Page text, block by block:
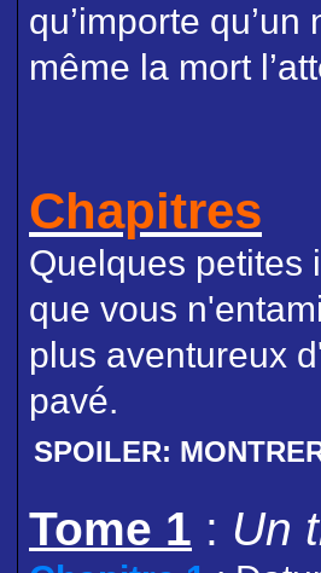
qu’importe
même la mort
Chapitres
Quelques petites
que vous
plus aventureux
pavé.
SPOILER:
Tome 1 : Un